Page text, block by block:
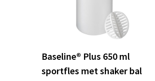
Baseline® Plus 650 ml
sportfles met shaker bal